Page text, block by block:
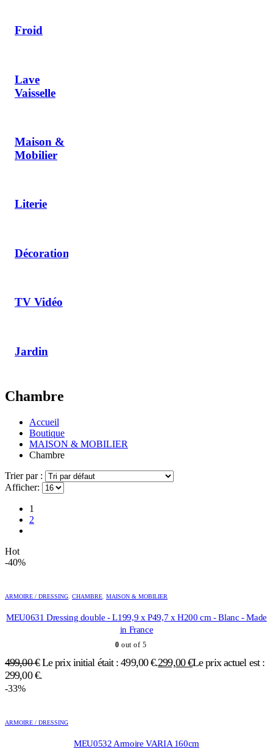
Froid
Lave
Vaisselle
Maison &
Mobilier
Literie
Décoration
TV Vidéo
Jardin
Chambre
Accueil
Boutique
MAISON & MOBILIER
Chambre
Trier par :
Afficher:
1
2
Hot
-40%
ARMOIRE / DRESSING CHAMBRE MAISON & MOBILIER
MEU0631 Dressing double - L199,9 x P49,7 x H200 cm - Blanc - Made
in France
0 out of 5
499,00€ Le prix initial était : 499,00 €.299,00€Le prix actuel est :
299,00 €.
-33%
ARMOIRE / DRESSING
MEU0532 Armoire VARIA 160cm